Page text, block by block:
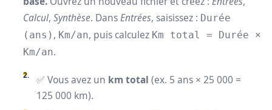
Calcul, Synthèse. DansEntrées, saisissez : Durée
(ans) , Km/an, puis calculez Km total = Durée ×
Km/an.
✅ Vous avez un km total (ex. 5 ans × 25 000 =
125 000 km).